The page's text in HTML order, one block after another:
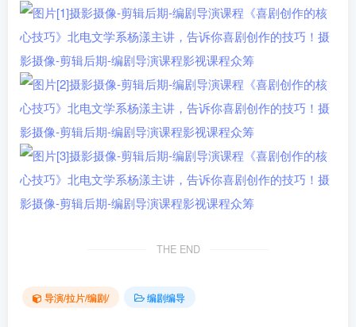
THE END
导演/拉片/编剧/ 编剧编导